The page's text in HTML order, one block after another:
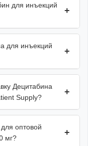
для инъекций
+
для инъекций
+
Децитабина
Supply?
+
оптовой
мг?
+